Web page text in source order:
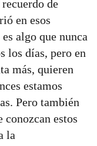
de
en esos
algo que nunca
los días, pero en
más, quieren
estamos
Pero también
conozcan estos
la